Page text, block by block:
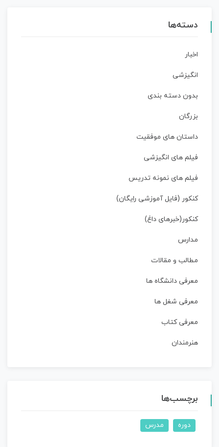
دسته‌ها
اخبار
انگیزشی
بدون دسته بندی
بزرگان
داستان‌ های موفقیت
فیلم های انگیزشی
فیلم های نمونه تدریس
کنکور (فایل آموزشی رایگان)
کنکور(خبرهای داغ)
مدارس
مطالب و مقالات
معرفی دانشگاه ها
معرفی شغل ها
معرفی کتاب
هنرمندان
برچسب‌ها
دوره مدرس